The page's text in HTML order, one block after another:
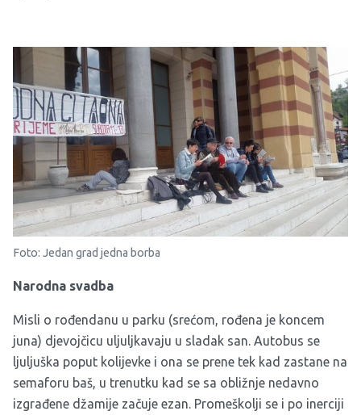
Foto: Jedan grad jedna borba
Narodna svadba
Misli o rođendanu u parku (srećom, rođena je koncem
juna) djevojčicu uljuljkavaju u sladak san. Autobus se
ljuljuška poput kolijevke i ona se prene tek kad zastane na
semaforu baš, u trenutku kad se sa obližnje nedavno
izgrađene džamije začuje ezan. Promeškolji se i po inerciji